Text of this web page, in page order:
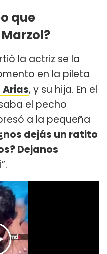
que
la actriz se la
en la pileta
Arias, y su hija. En el
el pecho
a la pequeña
dejás un ratito
Dejanos